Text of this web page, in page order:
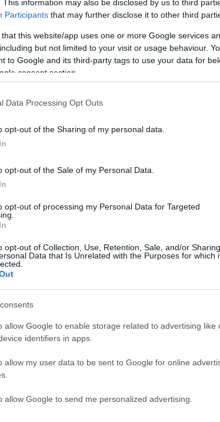
This information may also be disclosed by us to third
Participants that may further disclose it to other third
that this website/app uses one or more Google services
but not limited to your visit or usage behaviour.
to Google and its third-party tags to use your data for
consent section.
Data Processing Opt Outs
opt-out of the Sharing of my personal data.
opt-out of the Sale of my Personal Data.
opt-out of processing my Personal Data for Targeted
opt-out of Collection, Use, Retention, Sale, and/or Sharing
Data that Is Unrelated with the Purposes for which
allow Google to enable storage related to advertising like
identifiers in apps.
allow my user data to be sent to Google for online
allow Google to send me personalized advertising.
στο πλαίσιο αυτό ο κ.
αντιπαράθεση δεν
εμπάθεια”
ο Στέφανος